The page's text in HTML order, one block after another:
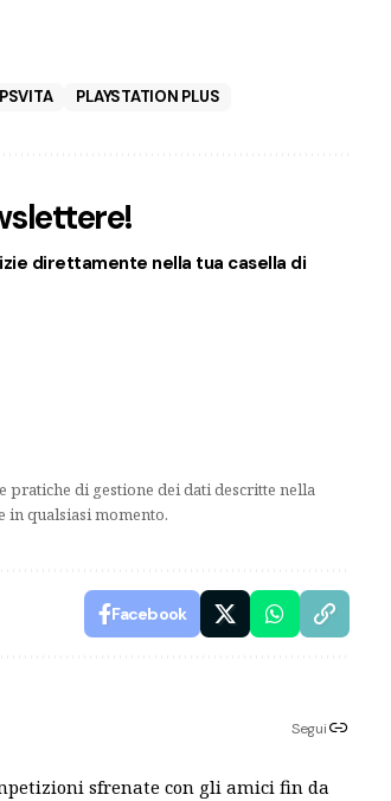
PSVITA PLAYSTATION PLUS
direttamente nella tua casella di
pratiche di gestione dei dati descritte nella
in qualsiasi momento.
Facebook
Segui
sfrenate con gli amici fin da